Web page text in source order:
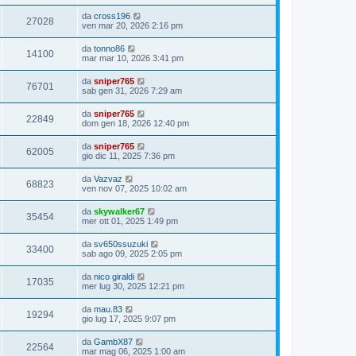
27028 da cross196
ven mar 20, 2026 2:16 pm
14100 da tonno86
mar mar 10, 2026 3:41 pm
76701 da sniper765
sab gen 31, 2026 7:29 am
22849 da sniper765
dom gen 18, 2026 12:40 pm
62005 da sniper765
gio dic 11, 2025 7:36 pm
68823 da Vazvaz
ven nov 07, 2025 10:02 am
35454 da skywalker67
mer ott 01, 2025 1:49 pm
33400 da sv650ssuzuki
sab ago 09, 2025 2:05 pm
17035 da nico giraldi
mer lug 30, 2025 12:21 pm
19294 da mau.83
gio lug 17, 2025 9:07 pm
22564 da GambX87
mar mag 06, 2025 1:00 am